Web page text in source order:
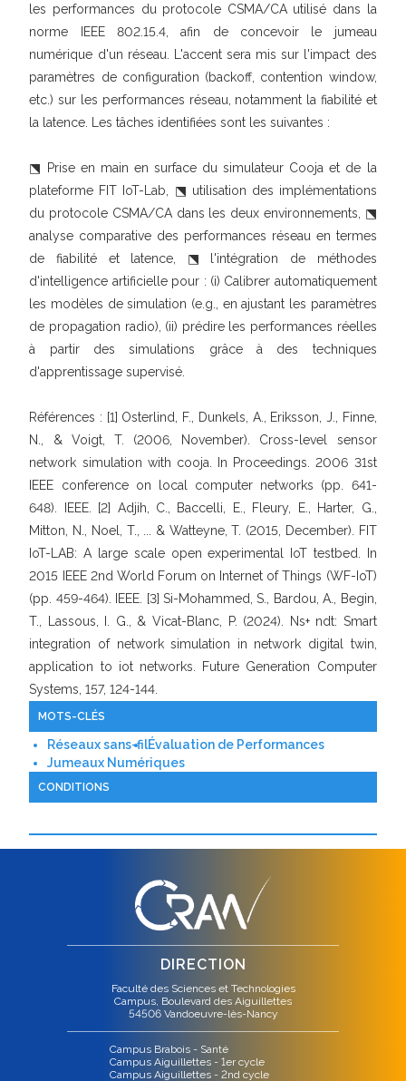
les performances du protocole CSMA/CA utilisé dans la
norme IEEE 802.15.4, afin de concevoir le jumeau
numérique d'un réseau. L'accent sera mis sur l'impact des
paramètres de configuration (backoff, contention window,
etc.) sur les performances réseau, notamment la fiabilité et
la latence. Les tâches identifiées sont les suivantes :
⬔ Prise en main en surface du simulateur Cooja et de la
plateforme FIT IoT-Lab, ⬔ utilisation des implémentations
du protocole CSMA/CA dans les deux environnements, ⬔
analyse comparative des performances réseau en termes
de fiabilité et latence, ⬔ l'intégration de méthodes
d'intelligence artificielle pour : (i) Calibrer automatiquement
les modèles de simulation (e.g., en ajustant les paramètres
de propagation radio), (ii) prédire les performances réelles
à partir des simulations grâce à des techniques
d'apprentissage supervisé.
Références : [1] Osterlind, F., Dunkels, A., Eriksson, J., Finne,
N., & Voigt, T. (2006, November). Cross-level sensor
network simulation with cooja. In Proceedings. 2006 31st
IEEE conference on local computer networks (pp. 641-
648). IEEE. [2] Adjih, C., Baccelli, E., Fleury, E., Harter, G.,
Mitton, N., Noel, T., ... & Watteyne, T. (2015, December). FIT
IoT-LAB: A large scale open experimental IoT testbed. In
2015 IEEE 2nd World Forum on Internet of Things (WF-IoT)
(pp. 459-464). IEEE. [3] Si-Mohammed, S., Bardou, A., Begin,
T., Lassous, I. G., & Vicat-Blanc, P. (2024). Ns+ ndt: Smart
integration of network simulation in network digital twin,
application to iot networks. Future Generation Computer
Systems, 157, 124-144.
MOTS-CLÉS
Réseaux sans-filÉvaluation de Performances
Jumeaux Numériques
CONDITIONS
DIRECTION
Faculté des Sciences et Technologies
Campus, Boulevard des Aiguillettes
54506 Vandoeuvre-lès-Nancy
Campus Brabois - Santé
Campus Aiguillettes - 1er cycle
Campus Aiguillettes - 2nd cycle